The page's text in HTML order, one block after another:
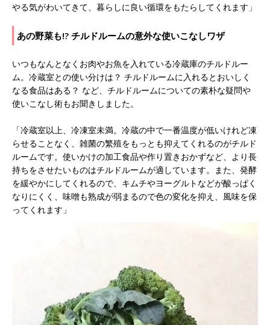
やる気がわいてきて、暮らしに良い循環をもたらしてくれます」
あの野菜も!? チルドルームの意外な使いこなしワザ
いつもなんとなくお肉やお魚を入れている冷蔵庫のチルドルー
ム。冷蔵室との使い分けは？ チルドルームに入れるとおいしく
なる食品はある？ など、チルドルームについての素朴な疑問や
使いこなし術もお聞きしました。
「冷蔵室以上、冷凍室未満。冷蔵の中で一番温度が低いけれど凍
らせることなく、雑菌の繁殖をもっとも抑えてくれるのがチルド
ルームです。使いかけの加工食品や作り置きおかずなど、より長
持ちをさせたいものはチルドルームが適しています。また、発酵
を緩やかにしてくれるので、キムチやヨーグルトなどが酸っぱく
なりにくく、味噌も熟成が弱まるので色の変化を抑え、風味を保
ってくれます」